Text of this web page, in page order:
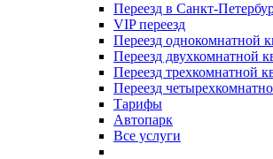
Переезд в Санкт-
VIP переезд
Переезд однокомнатной
Переезд двухкомнатной
Переезд трехкомнатной
Переезд
Тарифы
Автопарк
Все услуги